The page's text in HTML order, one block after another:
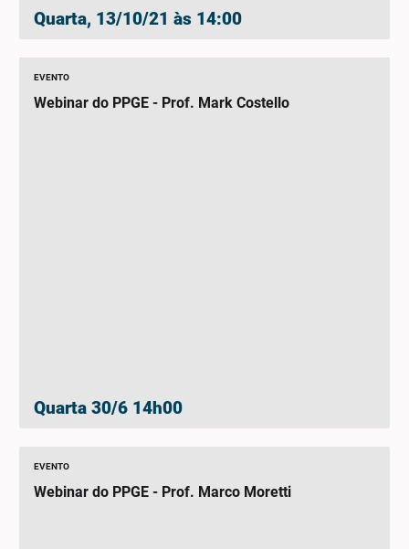
Quarta, 13/10/21 às 14:00
EVENTO
Webinar do PPGE - Prof. Mark Costello
Quarta 30/6 14h00
EVENTO
Webinar do PPGE - Prof. Marco Moretti